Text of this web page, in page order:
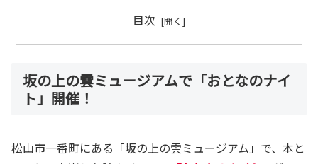
目次
坂の上の雲ミュージアムで「おとなのナイ
ト」開催！
松山市一番町にある「坂の上の雲ミュージアム」で、本と